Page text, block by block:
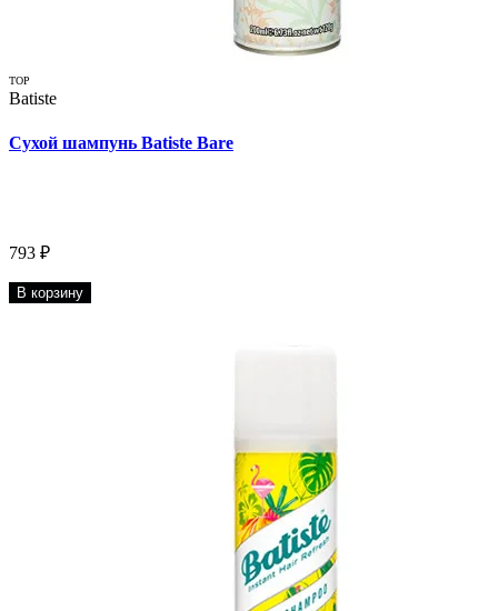
TOP
Batiste
Сухой шампунь Batiste Bare
793 ₽
В корзину